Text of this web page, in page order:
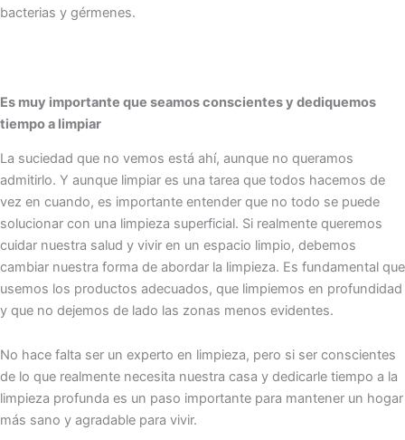
bacterias y gérmenes.
Es muy importante que seamos conscientes y dediquemos
tiempo a limpiar
La suciedad que no vemos está ahí, aunque no queramos
admitirlo. Y aunque limpiar es una tarea que todos hacemos de
vez en cuando, es importante entender que no todo se puede
solucionar con una limpieza superficial. Si realmente queremos
cuidar nuestra salud y vivir en un espacio limpio, debemos
cambiar nuestra forma de abordar la limpieza. Es fundamental que
usemos los productos adecuados, que limpiemos en profundidad
y que no dejemos de lado las zonas menos evidentes.
No hace falta ser un experto en limpieza, pero si ser conscientes
de lo que realmente necesita nuestra casa y dedicarle tiempo a la
limpieza profunda es un paso importante para mantener un hogar
más sano y agradable para vivir.